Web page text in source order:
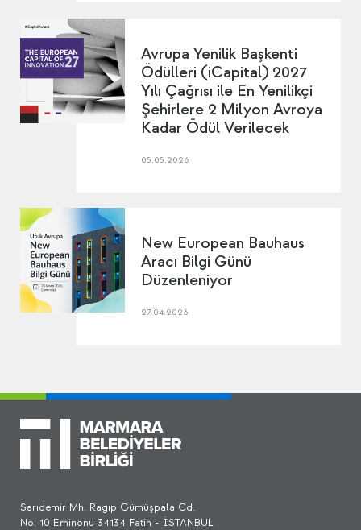
Avrupa Yenilik Başkenti
Ödülleri (iCapital) 2027
Yılı Çağrısı ile En Yenilikçi
Şehirlere 2 Milyon Avroya
Kadar Ödül Verilecek
05.05.2026
New European Bauhaus
Aracı Bilgi Günü
Düzenleniyor
27.04.2026
Sarıdemir Mh. Ragıp Gümüşpala Cd.
No: 10 Eminönü 34134 Fatih - İSTANBUL